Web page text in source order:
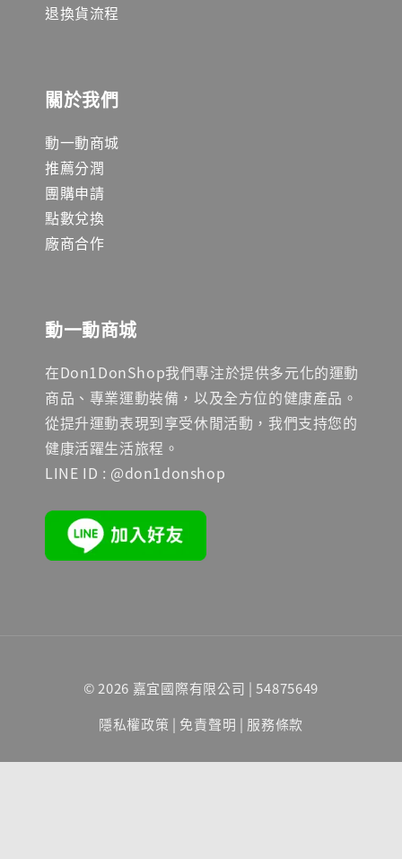
退換貨流程
關於我們
動一動商城
推薦分潤
團購申請
點數兌換
廠商合作
動一動商城
在Don1DonShop我們專注於提供多元化的運動
商品、專業運動裝備，以及全方位的健康產品。
從提升運動表現到享受休閒活動，我們支持您的
健康活躍生活旅程。
LINE ID : @don1donshop
© 2026 嘉宜國際有限公司 | 54875649
隱私權政策 | 免責聲明 | 服務條款